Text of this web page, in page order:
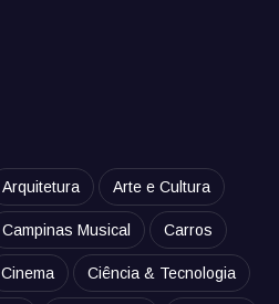
Arquitetura Arte e Cultura
Campinas Musical Carros
Cinema Ciência & Tecnologia